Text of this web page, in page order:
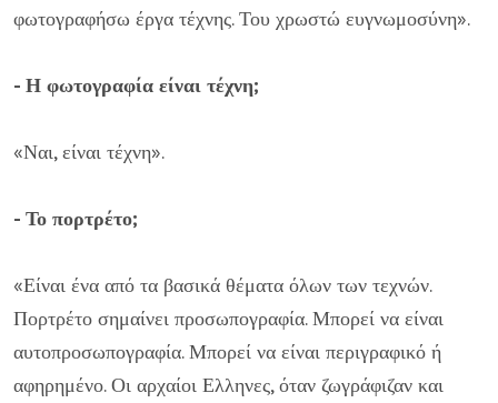
φωτογραφήσω έργα τέχνης. Του χρωστώ ευγνωμοσύνη».
- Η φωτογραφία είναι τέχνη;
«Ναι, είναι τέχνη».
- Το πορτρέτο;
«Είναι ένα από τα βασικά θέματα όλων των τεχνών.
Πορτρέτο σημαίνει προσωπογραφία. Μπορεί να είναι
αυτοπροσωπογραφία. Μπορεί να είναι περιγραφικό ή
αφηρημένο. Οι αρχαίοι Ελληνες, όταν ζωγράφιζαν και